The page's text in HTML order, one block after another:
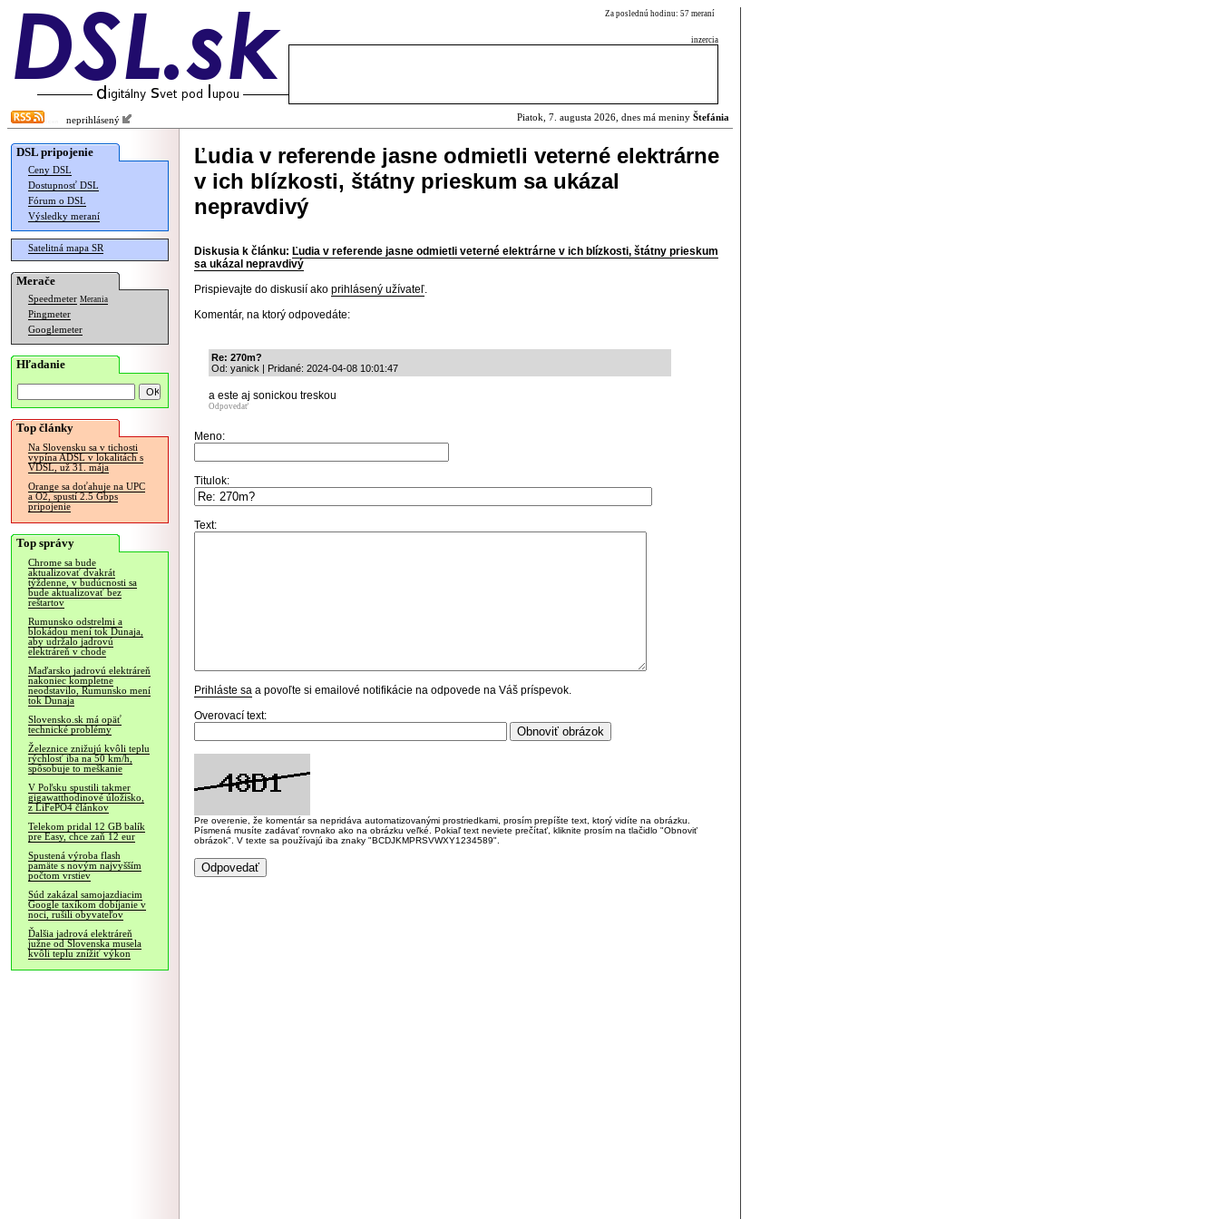
Za poslednú hodinu: 57 meraní
inzercia
neprihlásený Piatok, 7. augusta 2026, dnes má meniny Štefánia
DSL pripojenie
Ceny DSL
Dostupnosť DSL
Fórum o DSL
Výsledky meraní
Satelitná mapa SR
Merače
Speedmeter Merania
Pingmeter
Googlemeter
Hľadanie
Top články
Na Slovensku sa v tichosti
vypína ADSL v lokalitách s
VDSL, už 31. mája
Orange sa doťahuje na UPC
a O2, spustí 2.5 Gbps
pripojenie
Top správy
Chrome sa bude
aktualizovať dvakrát
týždenne, v budúcnosti sa
bude aktualizovať bez
reštartov
Rumunsko odstrelmi a
blokádou mení tok Dunaja,
aby udržalo jadrovú
elektráreň v chode
Maďarsko jadrovú elektráreň
nakoniec kompletne
neodstavilo, Rumunsko mení
tok Dunaja
Slovensko.sk má opäť
technické problémy
Železnice znižujú kvôli teplu
rýchlosť iba na 50 km/h,
spôsobuje to meškanie
V Poľsku spustili takmer
gigawatthodinové úložisko,
z LiFePO4 článkov
Telekom pridal 12 GB balík
pre Easy, chce zaň 12 eur
Spustená výroba flash
pamäte s novým najvyšším
počtom vrstiev
Súd zakázal samojazdiacim
Google taxíkom dobíjanie v
noci, rušili obyvateľov
Ďalšia jadrová elektráreň
južne od Slovenska musela
kvôli teplu znížiť výkon
Ľudia v referende jasne odmietli veterné elektrárne
v ich blízkosti, štátny prieskum sa ukázal
nepravdivý
Diskusia k článku: Ľudia v referende jasne odmietli veterné elektrárne v ich blízkosti, štátny prieskum
sa ukázal nepravdivý
Prispievajte do diskusií ako prihlásený užívateľ.
Komentár, na ktorý odpovedáte:
Re: 270m?
Od: yanick | Pridané: 2024-04-08 10:01:47
a este aj sonickou treskou
Odpovedať
Meno:
Titulok:
Text:
Prihláste sa a povoľte si emailové notifikácie na odpovede na Váš príspevok.
Overovací text:
Pre overenie, že komentár sa nepridáva automatizovanými prostriedkami, prosím prepíšte text, ktorý vidíte na obrázku.
Písmená musíte zadávať rovnako ako na obrázku veľké. Pokiaľ text neviete prečítať, kliknite prosím na tlačidlo "Obnoviť
obrázok". V texte sa používajú iba znaky "BCDJKMPRSVWXY1234589".